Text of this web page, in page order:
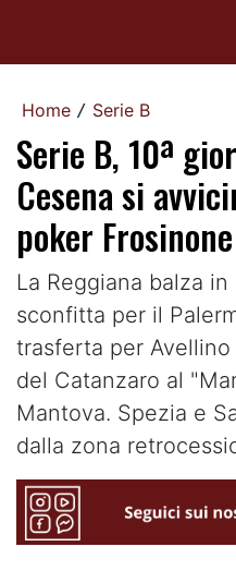
Home / Serie B
Serie B, 10ª
Cesena si
poker
La Reggiana balza
sconfitta per il
trasferta per
del Catanzaro al
Mantova. Spezia e
dalla zona